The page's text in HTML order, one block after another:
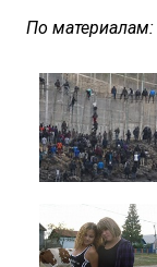
По материалам: